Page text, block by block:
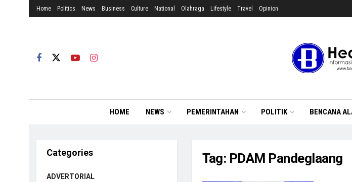
Home Politics News Business Culture National Olahraga Lifestyle Travel Opinion
HOME NEWS PEMERINTAHAN POLITIK BENCANA
Tag: PDAM Pandeglaang
Categories
ADVERTORIAL